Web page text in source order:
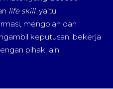
life skill, yaitu
mengolah dan
keputusan, bekerja
pihak lain.